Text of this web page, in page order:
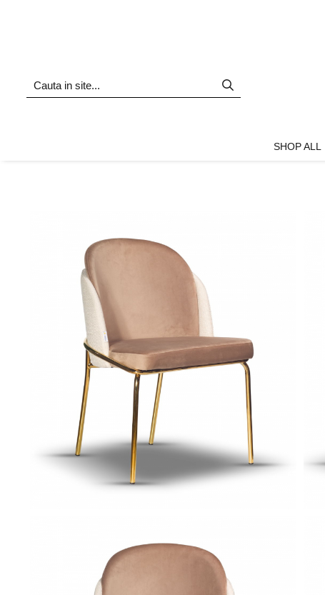
Biblioteci și rafturi
Comode dormitor
Covoare dormitor
Console dormitor
Console extensibile
Covoare dining
SHOP ALL